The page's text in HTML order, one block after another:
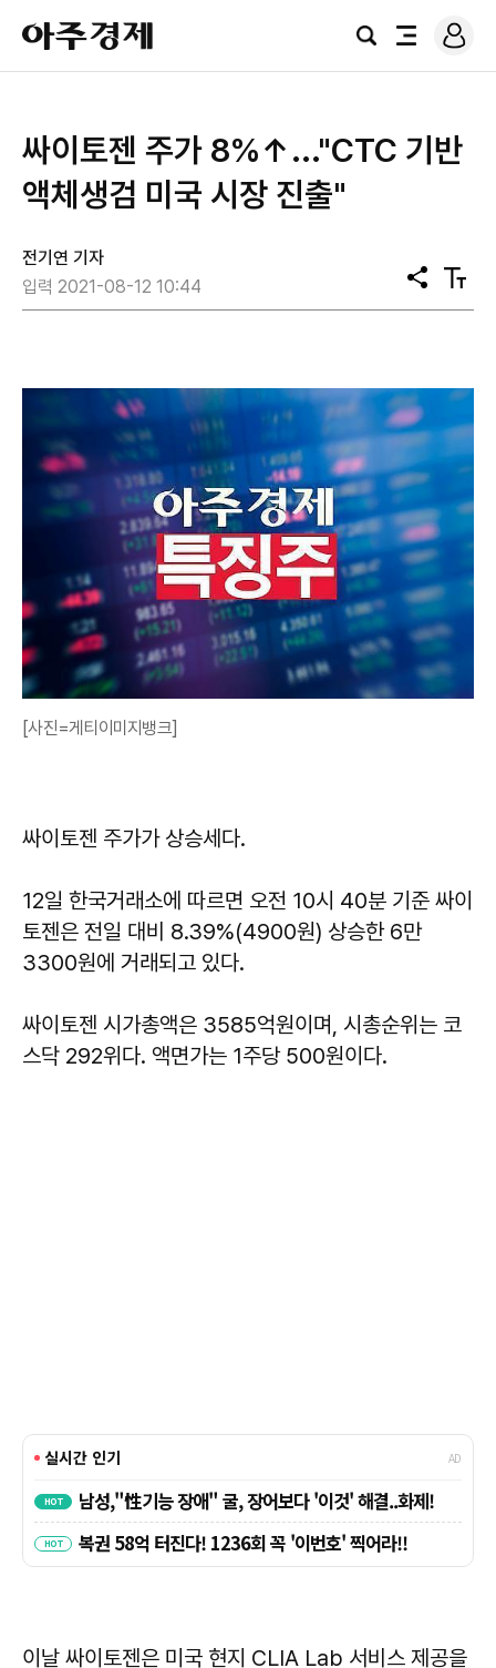
아
주
경
검
전
로
그
싸이토젠 주가 8%↑..."CTC 기반
액체생검 미국 시장 진출"
전기연 기자
입력 2021-08-12 10:44
공
유
텍
스
[사진=게티이미지뱅크]
싸이토젠 주가가 상승세다.
12일 한국거래소에 따르면 오전 10시 40분 기준 싸이
토젠은 전일 대비 8.39%(4900원) 상승한 6만
3300원에 거래되고 있다.
싸이토젠 시가총액은 3585억원이며, 시총순위는 코
스닥 292위다. 액면가는 1주당 500원이다.
이날 싸이토젠은 미국 현지 CLIA Lab 서비스 제공을